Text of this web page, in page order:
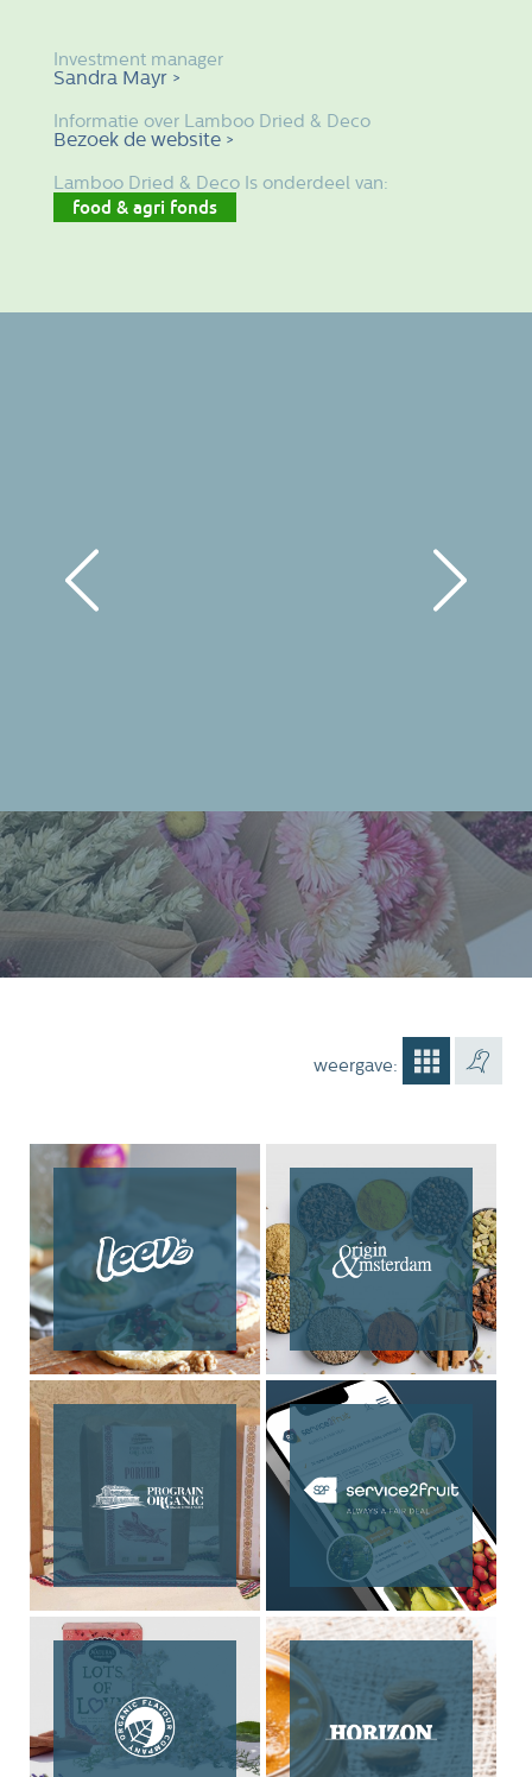
Investment manager
Sandra Mayr >
Informatie over Lamboo Dried & Deco
Bezoek de website >
Lamboo Dried & Deco Is onderdeel van:
food & agri fonds
weergave: